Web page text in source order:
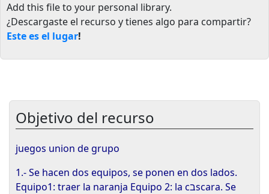
Add this file to your personal library.
¿Descargaste el recurso y tienes algo para compartir?
Este es el lugar!
Objetivo del recurso
juegos union de grupo
1.- Se hacen dos equipos, se ponen en dos lados.
Equipo1: traer la naranja Equipo 2: la cבscara. Se